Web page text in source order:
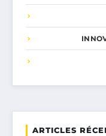
ARTICLES